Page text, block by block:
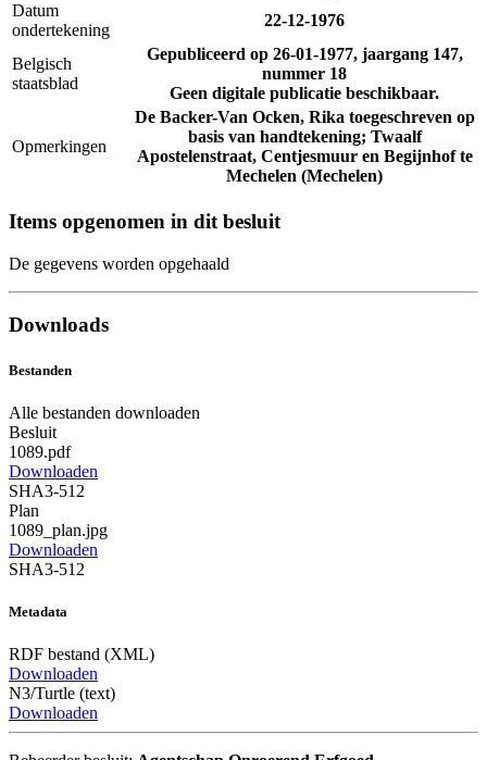
Datum
ondertekening
22-12-1976
Belgisch
staatsblad
Gepubliceerd op 26-01-1977, jaargang 147,
nummer 18
Geen digitale publicatie beschikbaar.
Opmerkingen
De Backer-Van Ocken, Rika toegeschreven op
basis van handtekening; Twaalf
Apostelenstraat, Centjesmuur en Begijnhof te
Mechelen (Mechelen)
Items opgenomen in dit besluit
De gegevens worden opgehaald
Downloads
Bestanden
Alle bestanden downloaden
Besluit
1089.pdf
Downloaden
SHA3-512
Plan
1089_plan.jpg
Downloaden
SHA3-512
Metadata
RDF bestand (XML)
Downloaden
N3/Turtle (text)
Downloaden